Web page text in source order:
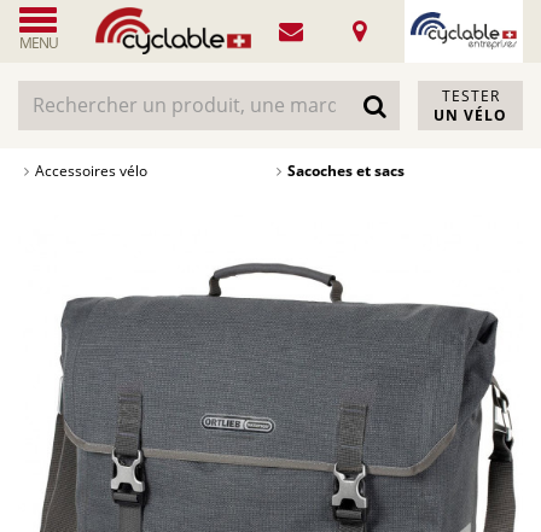
MENU
TESTER
UN VÉLO
Accessoires vélo Sacoches et sacs